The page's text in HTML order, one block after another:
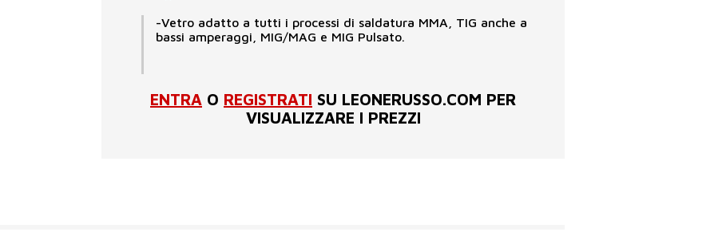
-Vetro adatto a tutti i processi di saldatura MMA, TIG anche a
bassi amperaggi, MIG/MAG e MIG Pulsato.
ENTRA O REGISTRATI SU LEONERUSSO.COM PER
VISUALIZZARE I PREZZI